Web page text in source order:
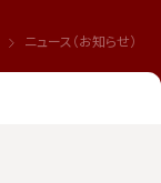
ニュース（お知らせ）